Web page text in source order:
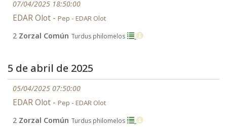
07/04/2025 18:50:00
EDAR Olot - Pep - EDAR Olot
2 Zorzal Común Turdus philomelos
5 de abril de 2025
05/04/2025 07:50:00
EDAR Olot - Pep - EDAR Olot
2 Zorzal Común Turdus philomelos